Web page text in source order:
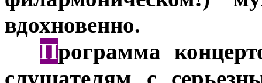
вдохновенно.
Программа